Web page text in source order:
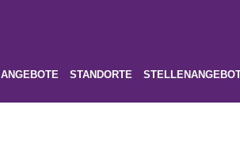
ANGEBOTE STANDORTE